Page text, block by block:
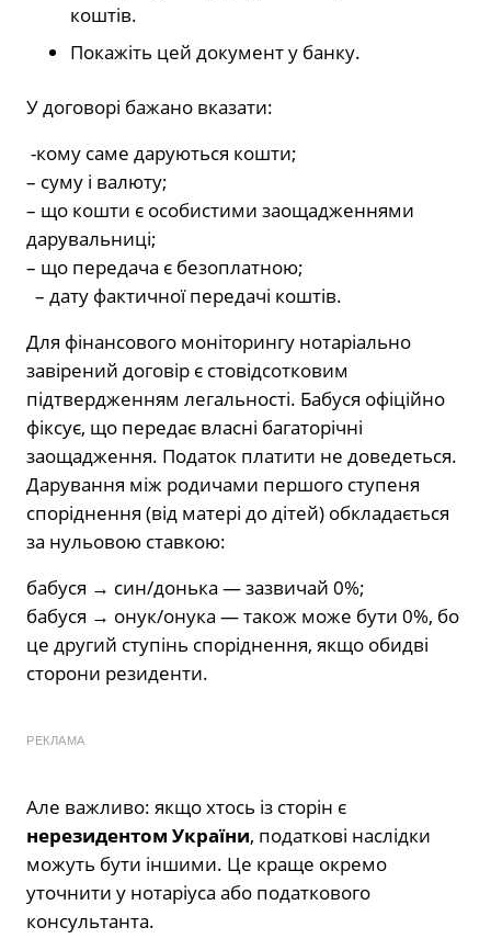
коштів.
Покажіть цей документ у банку.
У договорі бажано вказати:
-кому саме даруються кошти;
– суму і валюту;
– що кошти є особистими заощадженнями
дарувальниці;
– що передача є безоплатною;
– дату фактичної передачі коштів.
Для фінансового моніторингу нотаріально
завірений договір є стовідсотковим
підтвердженням легальності. Бабуся офіційно
фіксує, що передає власні багаторічні
заощадження. Податок платити не доведеться.
Дарування між родичами першого ступеня
споріднення (від матері до дітей) обкладається
за нульовою ставкою:
бабуся → син/донька — зазвичай 0%;
бабуся → онук/онука — також може бути 0%, бо
це другий ступінь споріднення, якщо обидві
сторони резиденти.
РЕКЛАМА
Але важливо: якщо хтось із сторін є
нерезидентом України, податкові наслідки
можуть бути іншими. Це краще окремо
уточнити у нотаріуса або податкового
консультанта.